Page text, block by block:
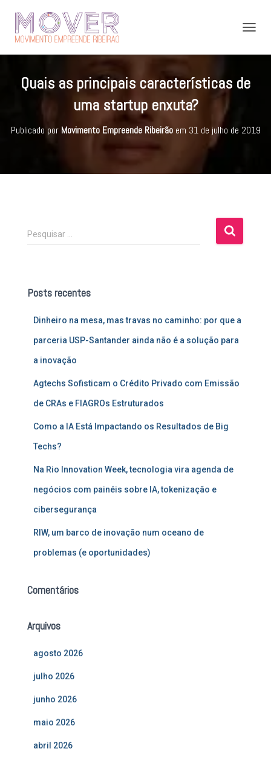
R
N
G
Quais as principais características de
uma startup enxuta?
Publicado por Movimento Empreende Ribeirãoem 31 de julho de 2019
P
e
i
Pesquisar …
Posts recentes
Dinheiro na mesa, mas travas no caminho: por que a
parceria USP-Santander ainda não é a solução para
a inovação
Agtechs Sofisticam o Crédito Privado com Emissão
de CRAs e FIAGROs Estruturados
Como a IA Está Impactando os Resultados de Big
Techs?
Na Rio Innovation Week, tecnologia vira agenda de
negócios com painéis sobre IA, tokenização e
cibersegurança
RIW, um barco de inovação num oceano de
problemas (e oportunidades)
Comentários
Arquivos
agosto 2026
julho 2026
junho 2026
maio 2026
abril 2026